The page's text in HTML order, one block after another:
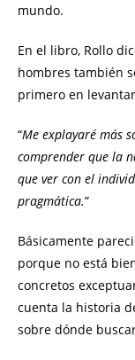
mundo.
En el libro, Rollo
hombres también
primero en
“Me explayaré más
comprender que la
que ver con el
pragmática.”
Básicamente
porque no está
concretos
cuenta la historia
sobre dónde